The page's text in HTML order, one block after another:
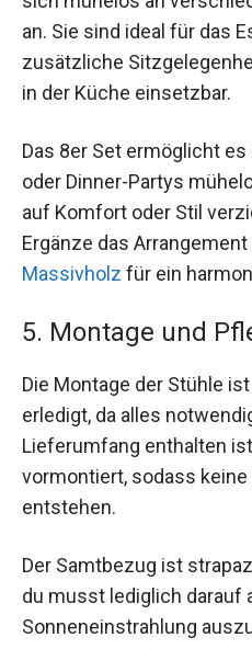
an. Sie sind ideal für das
zusätzliche
in der Küche einsetzbar.
Das 8er Set ermöglicht
oder Dinner-Partys
auf Komfort oder Stil
Ergänze das
Massivholz für ein
5. Montage und
Die Montage der Stühle
erledigt, da alles
Lieferumfang enthalten
vormontiert, sodass
entstehen.
Der Samtbezug ist
du musst lediglich darauf
Sonneneinstrahlung